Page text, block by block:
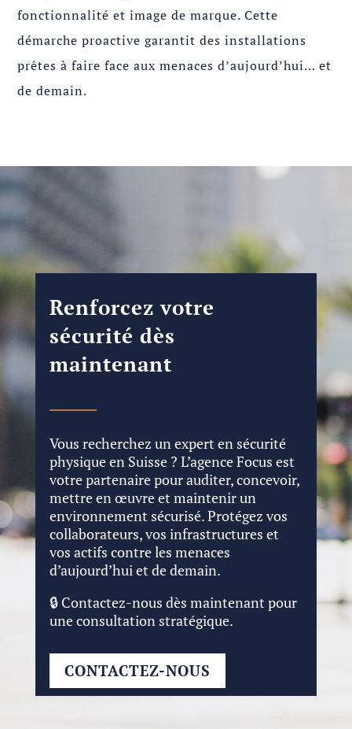
fonctionnalité et image de marque. Cette
démarche proactive garantit des installations
prêtes à faire face aux menaces d’aujourd’hui… et
de demain.
Renforcez votre
sécurité dès
maintenant
Vous recherchez un expert en sécurité
physique en Suisse ? L’agence Focus est
votre partenaire pour auditer, concevoir,
mettre en œuvre et maintenir un
environnement sécurisé. Protégez vos
collaborateurs, vos infrastructures et
vos actifs contre les menaces
d’aujourd’hui et de demain.
🔒 Contactez-nous dès maintenant pour
une consultation stratégique.
CONTACTEZ-NOUS